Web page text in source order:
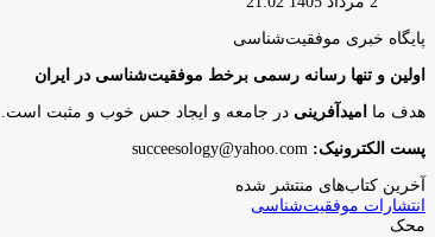
پایگاه‌ خبری موفقیت‌شناسی
اولین و تنها رسانه رسمی برخط موفقیت‌شناسی در ایران
هدف ما امیدآفرینی در جامعه و ایجاد حس خوب و مثبت است.
پست الکترونیک:
آخرین کتاب‌های منتشر شده
انتشارات موفقیت‌شناسی
محک